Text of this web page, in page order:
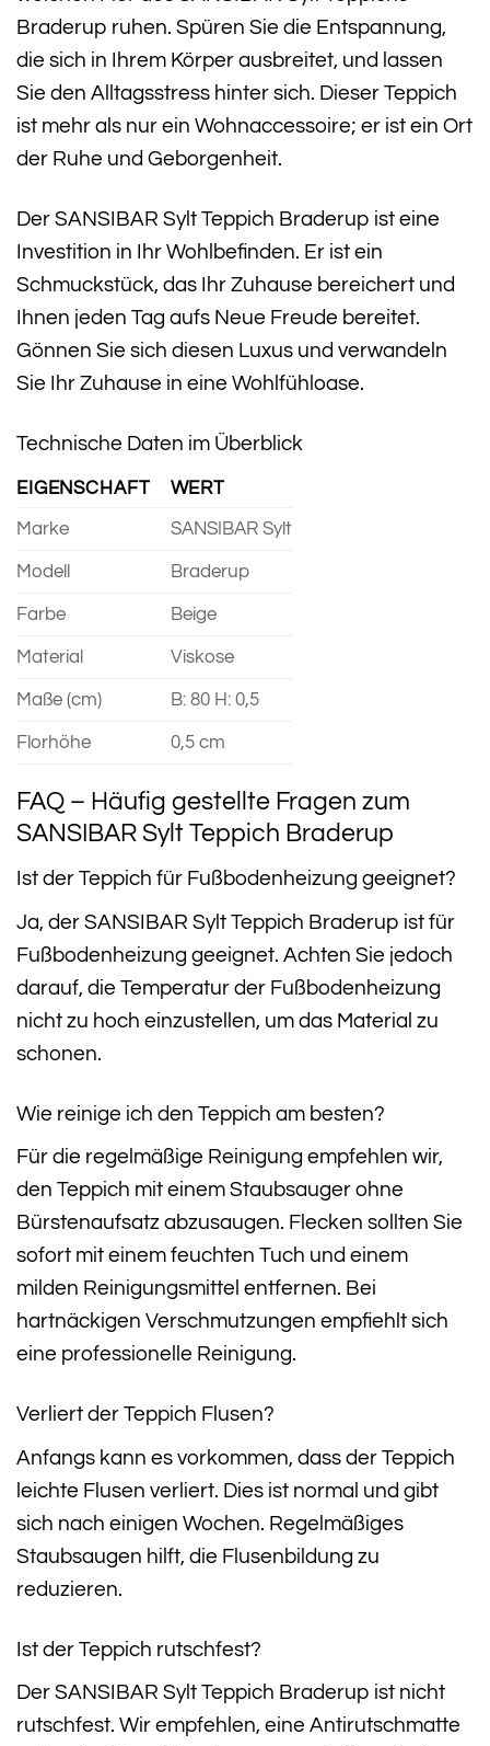
Braderup ruhen. Spüren Sie die Entspannung,
die sich in Ihrem Körper ausbreitet, und lassen
Sie den Alltagsstress hinter sich. Dieser Teppich
ist mehr als nur ein Wohnaccessoire; er ist ein Ort
der Ruhe und Geborgenheit.
Der SANSIBAR Sylt Teppich Braderup ist eine
Investition in Ihr Wohlbefinden. Er ist ein
Schmuckstück, das Ihr Zuhause bereichert und
Ihnen jeden Tag aufs Neue Freude bereitet.
Gönnen Sie sich diesen Luxus und verwandeln
Sie Ihr Zuhause in eine Wohlfühloase.
Technische Daten im Überblick
EIGENSCHAFT WERT
Marke SANSIBAR Sylt
Modell Braderup
Farbe Beige
Material Viskose
Maße (cm) B: 80 H: 0,5
Florhöhe 0,5 cm
FAQ – Häufig gestellte Fragen zum
SANSIBAR Sylt Teppich Braderup
Ist der Teppich für Fußbodenheizung geeignet?
Ja, der SANSIBAR Sylt Teppich Braderup ist für
Fußbodenheizung geeignet. Achten Sie jedoch
darauf, die Temperatur der Fußbodenheizung
nicht zu hoch einzustellen, um das Material zu
schonen.
Wie reinige ich den Teppich am besten?
Für die regelmäßige Reinigung empfehlen wir,
den Teppich mit einem Staubsauger ohne
Bürstenaufsatz abzusaugen. Flecken sollten Sie
sofort mit einem feuchten Tuch und einem
milden Reinigungsmittel entfernen. Bei
hartnäckigen Verschmutzungen empfiehlt sich
eine professionelle Reinigung.
Verliert der Teppich Flusen?
Anfangs kann es vorkommen, dass der Teppich
leichte Flusen verliert. Dies ist normal und gibt
sich nach einigen Wochen. Regelmäßiges
Staubsaugen hilft, die Flusenbildung zu
reduzieren.
Ist der Teppich rutschfest?
Der SANSIBAR Sylt Teppich Braderup ist nicht
rutschfest. Wir empfehlen, eine Antirutschmatte